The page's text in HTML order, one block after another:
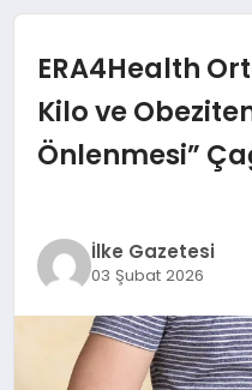
MAGAZIN
DÜNYA
SIYASET
ERA4Health
Kilo ve
Önlenmesi”
İlke Gazetesi
03 Şubat 2026